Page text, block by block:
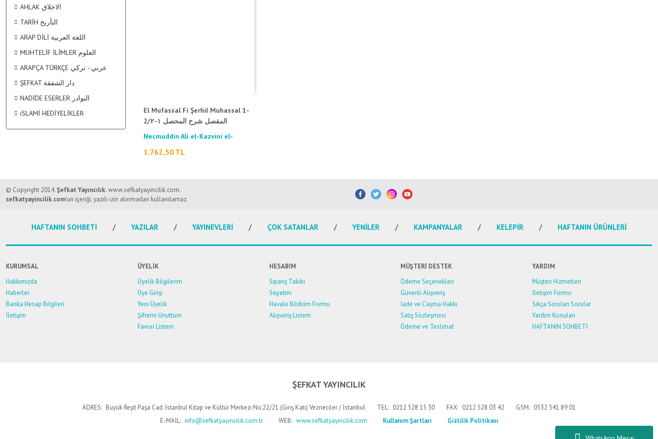
TÜRKÇE TEFSİR KİTAPLARI
ŞAFİİ FIKHI الفقه الشافقيŞİİR / الشعر
SÖZLÜK / المعجم
MANTIK - MÜNAZARA / المنطق - المناظرة
PSİKOLOJİ / علم النفس
SİYASET / السياسة
AHLAK الاخلاق
TARİH التأريخ
ARAP DİLİ اللغة العربية
MUHTELİF İLİMLER العلوم
ARAPÇA TÜRKÇE عربي - تركي
ŞEFKAT دار الشفقة
NADİDE ESERLER النوادر
iSLAMİ HEDİYELİKLER
El Mufassal Fi Şerhil Muhassal 1-
2/المفصل شرح المحصل ١-٢
Necmuddin Ali el-Kazvini el-
Katibi/نجم الدين علي القزويني
1.762,50 TL
© Copyright 2014.Şefkat Yayıncılık.www.sefkatyayincilik.com.
sefkatyayincilik.com’un içeriği, yazılı izin alınmadan kullanılamaz.
HAFTANIN SOHBETİ YAZILAR YAYINEVLERİ ÇOK SATANLAR YENİLER KAMPANYALAR KELEPİR HAFTANIN ÜRÜNLERİ
KURUMSAL
Hakkımızda
Haberler
Banka Hesap Bilgileri
İletişim
ÜYELİK
Üyelik Bilgilerim
Üye Girişi
Yeni Üyelik
Şifremi Unuttum
Favori Listem
HESABIM
Sipariş Takibi
Sepetim
Havale Bildirim Formu
Alışveriş Listem
MÜŞTERİ DESTEK
Ödeme Seçenekleri
Güvenli Alışveriş
İade ve Cayma Hakkı
Satış Sözleşmesi
Ödeme ve Teslimat
YARDIM
Müşteri Hizmetleri
İletişim Formu
Sıkça Sorulan Sorular
Yardım Konuları
HAFTANIN SOHBETİ
ŞEFKAT YAYINCILIK
ADRES: Büyük Reşit Paşa Cad. İstanbul Kitap ve Kültür Merkezi No:22/21 (Giriş Katı) Vezneciler / İstanbul TEL: 0212 528 15 30 FAX: 0212 528 03 42 GSM: 0532 541 89 01
E-MAİL: info@sefkatyayincilik.com.tr WEB: www.sefkatyayincilik.com Kullanım Şartları Gizlilik Politikası